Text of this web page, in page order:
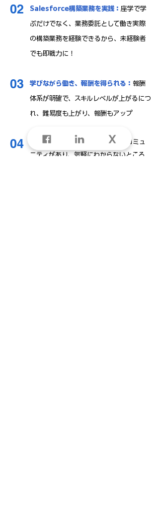
02 Salesforce構築業務を実践： 座学で学
ぶだけでなく、業務委託として働き実際
の構築業務を経験できるから、未経験者
でも即戦力に！
03 学びながら働き、報酬を得られる： 報酬
体系が明確で、スキルレベルが上がるにつ
れ、難易度も上がり、報酬もアップ
04 スキルアップしやすい環境：LXPコミュ
ニティがあり、気軽にわからないところ